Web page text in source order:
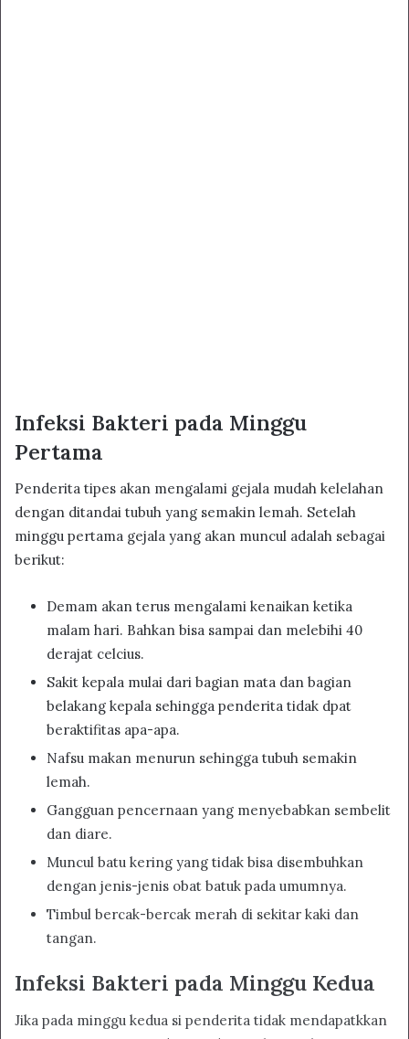
Infeksi Bakteri pada Minggu
Pertama
Penderita tipes akan mengalami gejala mudah kelelahan
dengan ditandai tubuh yang semakin lemah. Setelah
minggu pertama gejala yang akan muncul adalah sebagai
berikut:
Demam akan terus mengalami kenaikan ketika
malam hari. Bahkan bisa sampai dan melebihi 40
derajat celcius.
Sakit kepala mulai dari bagian mata dan bagian
belakang kepala sehingga penderita tidak dpat
beraktifitas apa-apa.
Nafsu makan menurun sehingga tubuh semakin
lemah.
Gangguan pencernaan yang menyebabkan sembelit
dan diare.
Muncul batu kering yang tidak bisa disembuhkan
dengan jenis-jenis obat batuk pada umumnya.
Timbul bercak-bercak merah di sekitar kaki dan
tangan.
Infeksi Bakteri pada Minggu Kedua
Jika pada minggu kedua si penderita tidak mendapatkkan